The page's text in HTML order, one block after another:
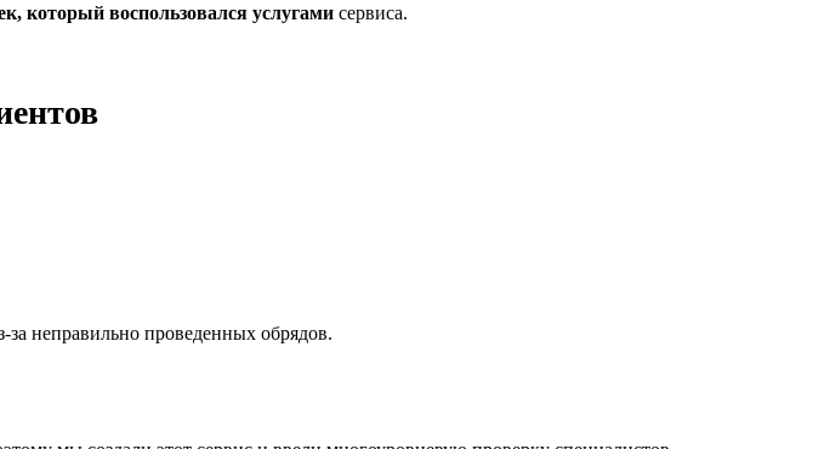
который воспользовался услугами сервиса.
за неправильно проведенных обрядов.